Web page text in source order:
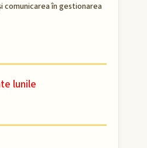
comunicarea în gestionarea
lunile